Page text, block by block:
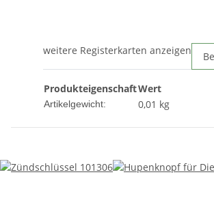
weitere Registerkarten anzeigen
ProdukteigenschaftWert
Artikelgewicht: 0,01 kg